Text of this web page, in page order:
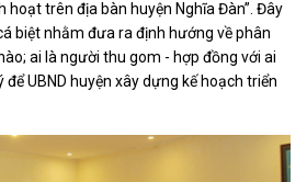
hoạt trên địa bàn huyện Nghĩa Đàn”. Đây
biệt nhằm đưa ra định hướng về phân
ai là người thu gom - hợp đồng với ai
UBND huyện xây dựng kế hoạch triển